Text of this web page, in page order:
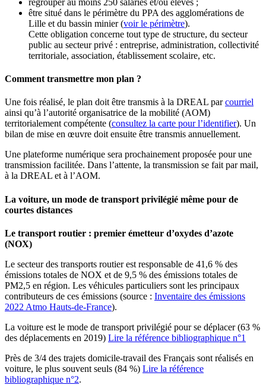
être situé dans le périmètre du PPA des agglomérations de
Lille et du bassin minier (voir le périmètre).
Cette obligation concerne tout type de structure, du secteur
public au secteur privé : entreprise, administration, collectivité
territoriale, association, établissement scolaire, etc.
Comment transmettre mon plan ?
Une fois réalisé, le plan doit être transmis à la DREAL parcourriel
ainsi qu’à l’autorité organisatrice de la mobilité (AOM)
territorialement compétente (consultez la carte pour l’identifier). Un
bilan de mise en œuvre doit ensuite être transmis annuellement.
Une plateforme numérique sera prochainement proposée pour une
transmission facilitée. Dans l’attente, la transmission se fait par mail,
à la DREAL et à l’AOM.
La voiture, un mode de transport privilégié même pour de
courtes distances
Le transport routier : premier émetteur d’oxydes d’azote
(NOX)
Le secteur des transports routier est responsable de 41,6 % des
émissions totales de NOX et de 9,5 % des émissions totales de
PM2,5 en région. Les véhicules particuliers sont les principaux
contributeurs de ces émissions (source : Inventaire des émissions
2022 Atmo Hauts-de-France).
La voiture est le mode de transport privilégié pour se déplacer (63 %
des déplacements en 2019) Lire la référence bibliographique n°1
Près de 3/4 des trajets domicile-travail des Français sont réalisés en
voiture, le plus souvent seuls (84 %) Lire la référence
bibliographique n°2.